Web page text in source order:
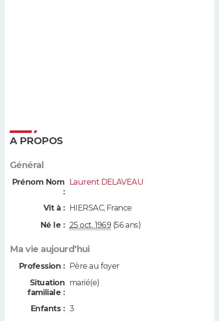
A PROPOS
Général
Prénom Nom
:
Laurent DELAVEAU
Vit à : HIERSAC, France
Né le : 25 oct. 1969 (56 ans)
Ma vie aujourd'hui
Profession : Père au foyer
Situation
familiale :
marié(e)
Enfants : 3